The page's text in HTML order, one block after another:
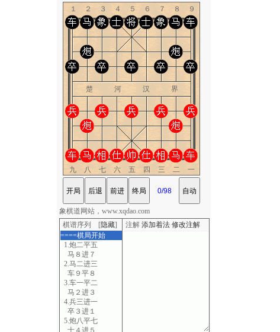
１２３４５６７８９
楚 河 汉 界
九八七六五四三二一
棋谱序列 [隐藏]
====棋局开始
1.炮二平五
马８进７
2.马二进三
车９平８
3.车一平二
马２进３
4.兵三进一
卒３进１
5.炮八平七
士４进５
注解 添加着法 修改注解
象棋道网站，www.xqdao.com